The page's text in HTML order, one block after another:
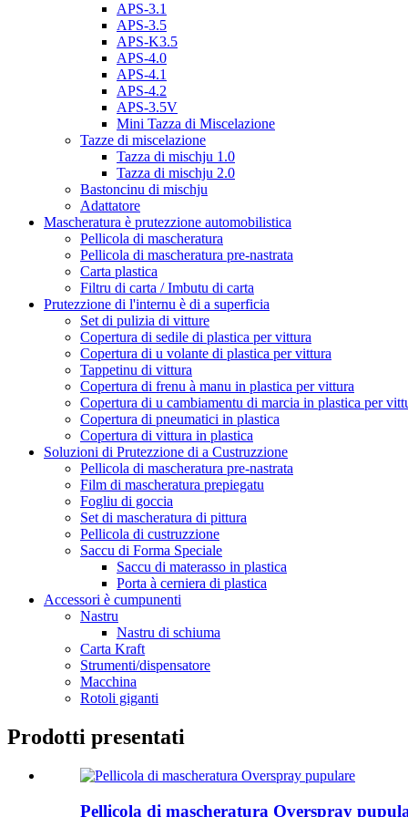
APS-3.1
APS-3.5
APS-K3.5
APS-4.0
APS-4.1
APS-4.2
APS-3.5V
Mini Tazza di Miscelazione
Tazze di miscelazione
Tazza di mischju 1.0
Tazza di mischju 2.0
Bastoncinu di mischju
Adattatore
Mascheratura è prutezzione automobilistica
Pellicola di mascheratura
Pellicola di mascheratura pre-nastrata
Carta plastica
Filtru di carta / Imbutu di carta
Prutezzione di l'internu è di a superficia
Set di pulizia di vitture
Copertura di sedile di plastica per vittura
Copertura di u volante di plastica per vittura
Tappetinu di vittura
Copertura di frenu à manu in plastica per vittura
Copertura di u cambiamentu di marcia in plastica per
Copertura di pneumatici in plastica
Copertura di vittura in plastica
Soluzioni di Prutezzione di a Custruzzione
Pellicola di mascheratura pre-nastrata
Film di mascheratura prepiegatu
Fogliu di goccia
Set di mascheratura di pittura
Pellicola di custruzzione
Saccu di Forma Speciale
Saccu di materasso in plastica
Porta à cerniera di plastica
Accessori è cumpunenti
Nastru
Nastru di schiuma
Carta Kraft
Strumenti/dispensatore
Macchina
Rotoli giganti
Prodotti presentati
Pellicola di mascheratura Overspray